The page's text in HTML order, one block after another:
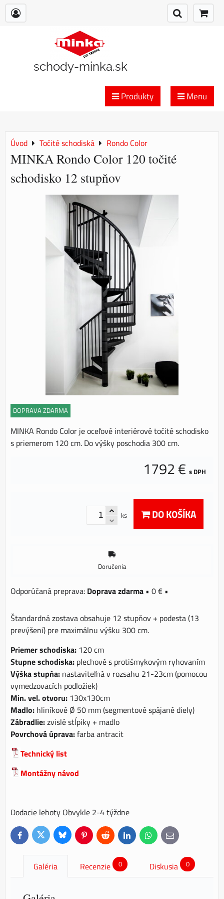
schody-minka.sk
Produkty Menu
Úvod Točité schodiská Rondo Color
MINKA Rondo Color 120 točité
schodisko 12 stupňov
DOPRAVA ZDARMA
MINKA Rondo Color je oceľové interiérové točité schodisko
s priemerom 120 cm. Do výšky poschodia 300 cm.
1792 € s DPH
ks DO KOŠÍKA
Doručenia
Doprava zdarma • 0 € •
Štandardná zostava obsahuje 12 stupňov + podesta (13
prevýšení) pre maximálnu výšku 300 cm.
Priemer schodiska: 120 cm
Stupne schodiska: plechové s protišmykovým ryhovaním
Výška stupňa: nastaviteľná v rozsahu 21-23cm (pomocou
vymedzovacích podložiek)
Min. vel. otvoru: 130x130cm
Madlo: hliníkové Ø 50 mm (segmentové spájané diely)
Zábradlie:zvislé stĺpiky + madlo
Povrchová úprava:farba antracit
Technický list
Montážny návod
Dodacie lehoty Obvykle 2-4 týždne
FacebookTwitterBlueskyPinterestReddit LinkedInWhatsApp
E-
mail
Galéria Recenzie 0 Diskusia 0